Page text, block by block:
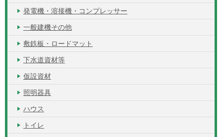
発電機・溶接機・コンプレッサー
一般建機その他
敷鉄板・ロードマット
下水道資材等
仮設資材
照明器具
ハウス
トイレ